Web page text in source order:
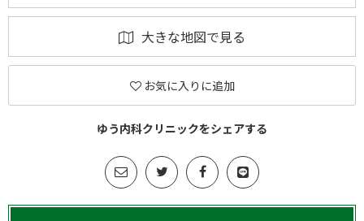
大きな地図で見る
お気に入りに追加
ゆう内科クリニックをシェアする